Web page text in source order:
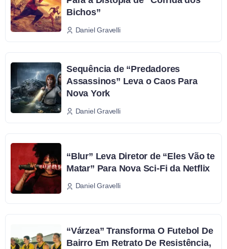
Bichos”
Daniel Gravelli
Sequência de “Predadores
Assassinos” Leva o Caos Para
Nova York
Daniel Gravelli
“Blur” Leva Diretor de “Eles Vão te
Matar” Para Nova Sci-Fi da Netflix
Daniel Gravelli
“Várzea” Transforma O Futebol De
Bairro Em Retrato De Resistência,